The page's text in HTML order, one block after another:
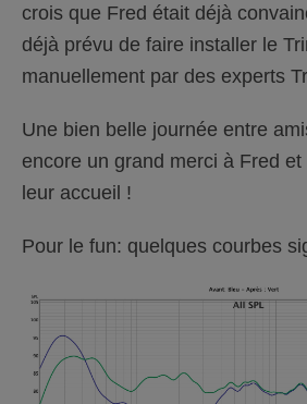
crois que Fred était déjà
déjà prévu de faire installer le
manuellement par des experts
Une bien belle journée entre
encore un grand merci à Fred
leur accueil !
Pour le fun: quelques courbes